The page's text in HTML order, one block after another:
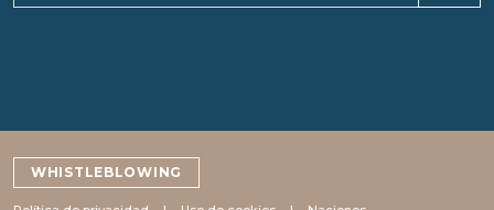
WHISTLEBLOWING